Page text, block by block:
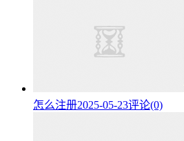
怎么注册2025-05-23评论(0)